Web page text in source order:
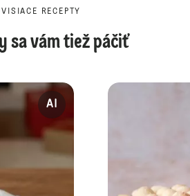
RECEPTY
sa vám tiež páčiť
AI